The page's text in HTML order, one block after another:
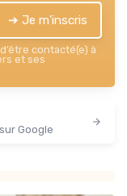
➔ Je m'inscris
contacté(e) à
et ses
Google